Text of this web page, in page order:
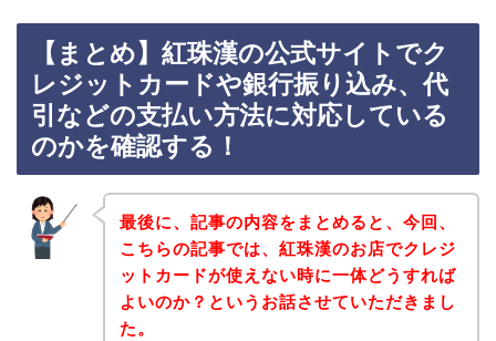
【まとめ】紅珠漢の公式サイトでク
レジットカードや銀行振り込み、代
引などの支払い方法に対応している
のかを確認する！
最後に、記事の内容をまとめると、今回、
こちらの記事では、紅珠漢のお店でクレジ
ットカードが使えない時に一体どうすれば
よいのか？というお話させていただきまし
た。